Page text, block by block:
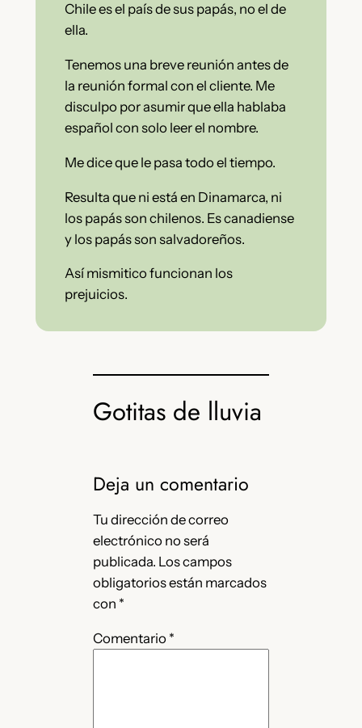
Chile es el país de sus papás, no el de
ella.
Tenemos una breve reunión antes de
la reunión formal con el cliente. Me
disculpo por asumir que ella hablaba
español con solo leer el nombre.
Me dice que le pasa todo el tiempo.
Resulta que ni está en Dinamarca, ni
los papás son chilenos. Es canadiense
y los papás son salvadoreños.
Así mismitico funcionan los
prejuicios.
Gotitas de lluvia
Deja un comentario
Tu dirección de correo
electrónico no será
publicada. Los campos
obligatorios están marcados
con *
Comentario *